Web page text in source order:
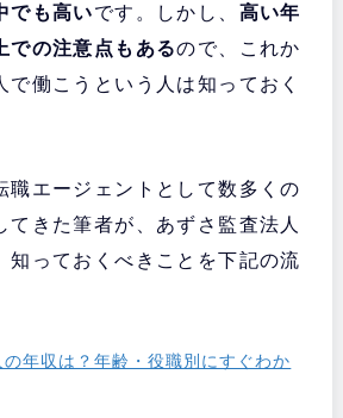
でも高いです。しかし、 高い年
での注意点もあるので、これか
で働こうという人は知っておく
職エージェントとして数多くの
てきた筆者が、あずさ監査法人
知っておくべきことを下記の流
年収は？年齢・役職別にすぐわか